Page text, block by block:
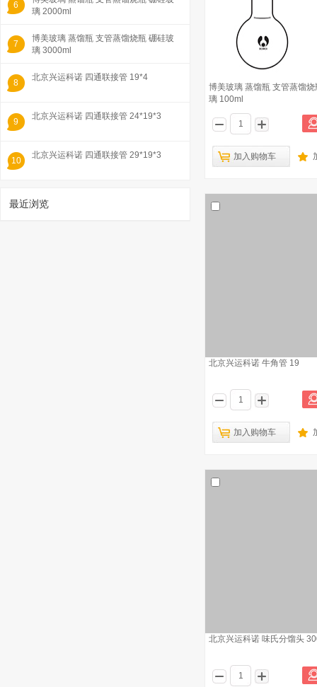
6
璃 2000ml
7
博美玻璃 蒸馏瓶 支管蒸馏烧瓶 硼硅玻
璃 3000ml
8
北京兴运科诺 四通联接管 19*4
9
北京兴运科诺 四通联接管 24*19*3
10
北京兴运科诺 四通联接管 29*19*3
最近浏览
博美玻璃 蒸馏瓶 支管蒸馏烧
璃 100ml
加入购物车
北京兴运科诺 牛角管 19
加入购物车
北京兴运科诺 味氏分馏头